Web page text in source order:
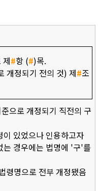
제#항 (#)목.
개정되기 전의 것) 제#조
으로 개정되기 직전의 구
있었으나 인용하고자
는 경우에는 법명에 '구'를
령명으로 전부 개정됐음